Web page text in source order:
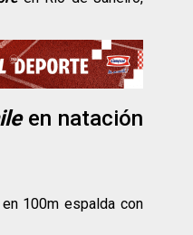
en natación
100m espalda con